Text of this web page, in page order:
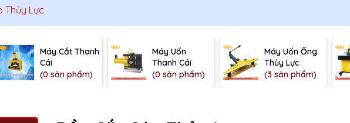
Thủy Lực
Máy Cắt Thanh
Cái
(0 sản phẩm)
Máy Uốn
Thanh Cái
(0 sản phẩm)
Máy Uốn Ống
Thủy Lực
(3 sản phẩm)